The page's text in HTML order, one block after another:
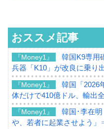
おススメ記事
『Money1』
韓国K9専用
兵器「K10」が改良に乗り
『Money1』
韓国「2026
体だけで410億ドル、輸出
『Money1』
韓国･李在
や、若者に起業させよう」